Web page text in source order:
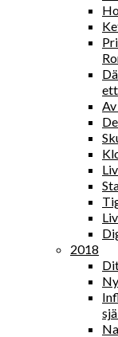
2018